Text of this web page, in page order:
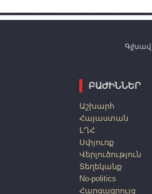
ԲԱԺԻՆՆԵՐ
Աշխարհ
Հայաստան
ԼՂՀ
Սփյուռք
Վերլուծություն
Տեղեկանք
No-politics
Հարցազրույց